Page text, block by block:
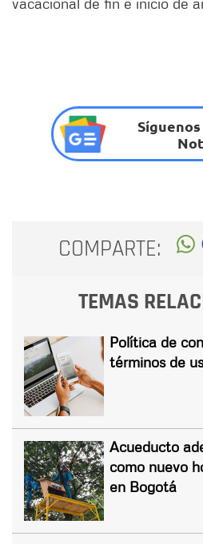
COMPARTE:
TEMAS
Política de
términos de
Acueducto
como nuevo
en Bogotá